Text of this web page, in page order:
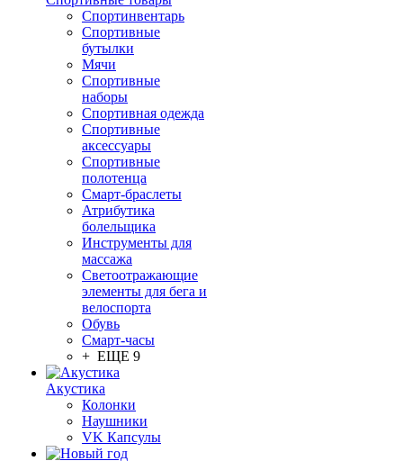
Спортинвентарь
Спортивные
бутылки
Мячи
Спортивные
наборы
Спортивная одежда
Спортивные
аксессуары
Спортивные
полотенца
Смарт-браслеты
Атрибутика
болельщика
Инструменты для
массажа
Светоотражающие
элементы для бега и
велоспорта
Обувь
Смарт-часы
+ ЕЩЕ 9
Акустика
Колонки
Наушники
VK Капсулы